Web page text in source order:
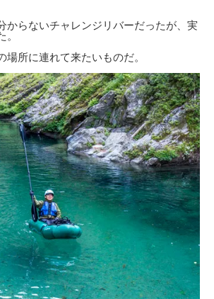
からないチャレンジリバーだったが、実
場所に連れて来たいものだ。